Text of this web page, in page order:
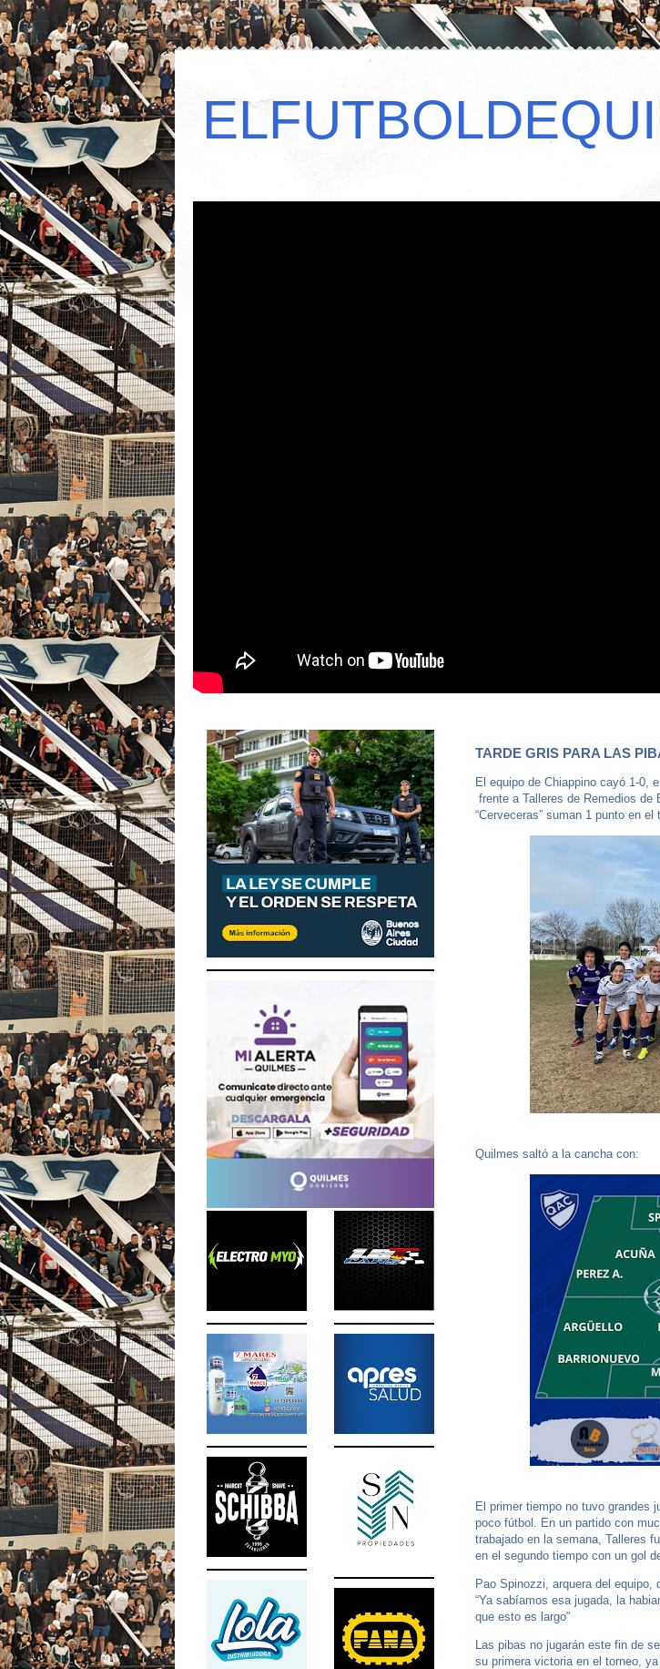
TARDE GRIS PARA LAS
El equipo de Chiappino cayó 1-0,
frente a Talleres de Remedios de
“Cerveceras” suman 1 punto en el
Quilmes saltó a la cancha con:
El primer tiempo no tuvo grandes
poco fútbol. En un partido con
trabajado en la semana, Talleres
en el segundo tiempo con un gol
Pao Spinozzi, arquera del
“Ya sabíamos esa jugada, la
que esto es largo”
Las pibas no jugarán este fin de
su primera victoria en el torneo,